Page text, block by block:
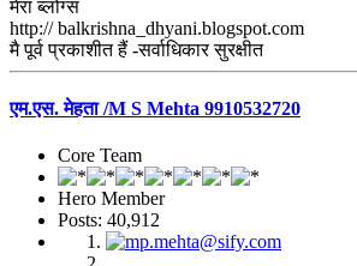
मेरा ब्लोग्स
http:// balkrishna_dhyani.blogspot.com
मै पूर्व प्रकाशीत हैं -सर्वाधिकार सुरक्षीत
एम.एस. मेहता /M S Mehta 9910532720
Core Team
Hero Member
Posts: 40,912